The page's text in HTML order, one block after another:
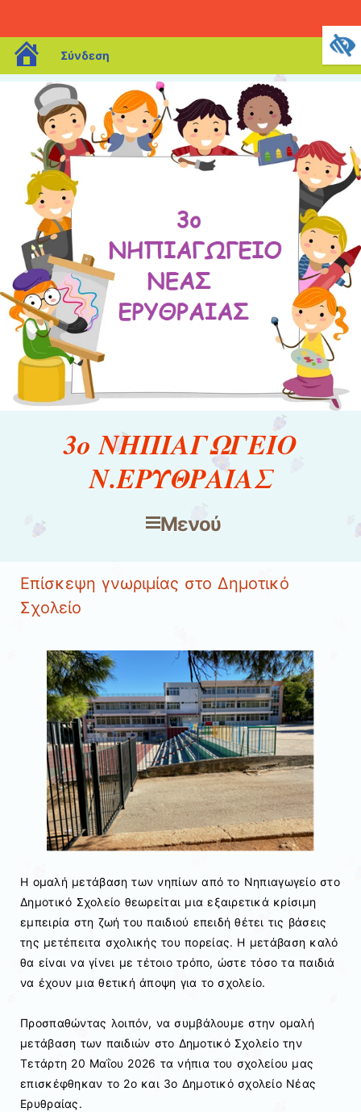
blogs.sch.gr
Σύνδεση
3ο ΝΗΠΙΑΓΩΓΕΙΟ
Ν.ΕΡΥΘΡΑΙΑΣ
Μενού
Επίσκεψη γνωριμίας στο Δημοτικό
Σχολείο
Η ομαλή μετάβαση των νηπίων από το Νηπιαγωγείο στο
Δημοτικό Σχολείο θεωρείται μια εξαιρετικά κρίσιμη
εμπειρία στη ζωή του παιδιού επειδή θέτει τις βάσεις
της μετέπειτα σχολικής του πορείας. Η μετάβαση καλό
θα είναι να γίνει με τέτοιο τρόπο, ώστε τόσο τα παιδιά
να έχουν μια θετική άποψη για το σχολείο.
Προσπαθώντας λοιπόν, να συμβάλουμε στην ομαλή
μετάβαση των παιδιών στο Δημοτικό Σχολείο την
Τετάρτη 20 Μαΐου 2026 τα νήπια του σχολείου μας
επισκέφθηκαν το 2ο και 3ο Δημοτικό σχολείο Νέας
Ερυθραίας.